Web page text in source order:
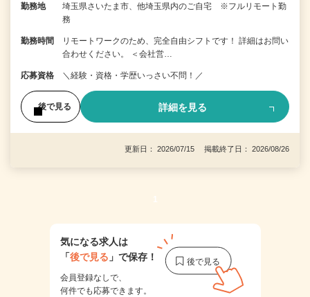
勤務地
埼玉県さいたま市、他埼玉県内のご自宅 ※フルリモート勤
務
勤務時間
リモートワークのため、完全自由シフトです！ 詳細はお問い
合わせください。 ＜会社営…
応募資格 ＼経験・資格・学歴いっさい不問！／
後で見る 詳細を見る
更新日： 2026/07/15 掲載終了日： 2026/08/26
1
気になる求人は
「後で見る 」で保存！
会員登録なしで、
何件でも応募できます。